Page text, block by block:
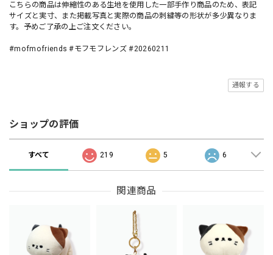
こちらの商品は伸縮性のある生地を使用した一部手作り商品のため、表記
サイズと実寸、また掲載写真と実際の商品の刺繍等の形状が多少異なりま
す。予めご了承の上ご注文ください。
#mofmofriends #モフモフレンズ #20260211
通報する
ショップの評価
すべて 219 5 6
関連商品